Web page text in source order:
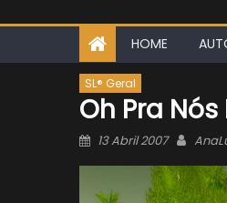
HOME
SL® Geral
Oh Pra
Posted
13 Abril 2007